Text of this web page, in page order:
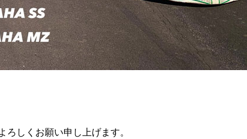
しくお願い申し上げます。